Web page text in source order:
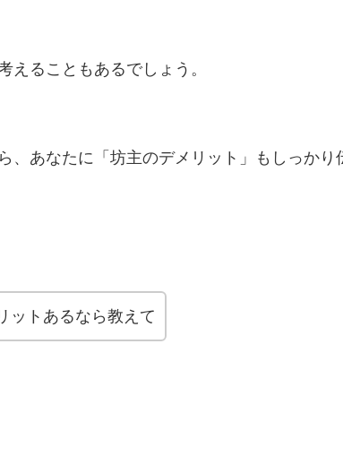
えることもあるでしょう。
、あなたに「坊主のデメリット」もしっかり
ットあるなら教えて